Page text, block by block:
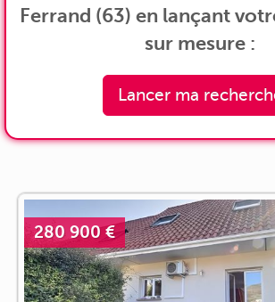
Ferrand (63) en lançant
sur mesure :
Lancer ma
280 900 €